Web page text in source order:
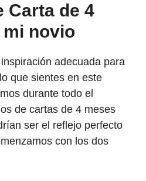
Carta de 4
mi novio
adecuada para
que sientes en este
durante todo el
de cartas de 4 meses
ser el reflejo perfecto
con los dos